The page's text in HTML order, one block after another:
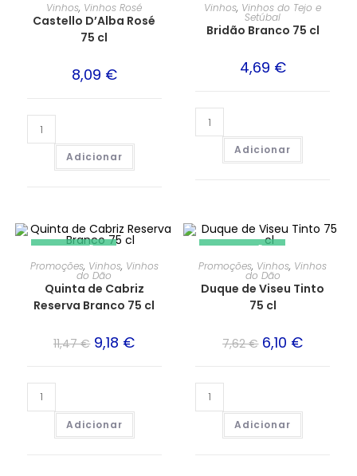
Vinhos, Vinhos Rosé
Castello D’Alba Rosé
75 cl
8,09 €
Adicionar
Vinhos, Vinhos do Tejo e
Setúbal
Bridão Branco 75 cl
4,69 €
Adicionar
PROMOÇÃO!
Promoções, Vinhos, Vinhos
do Dão
Quinta de Cabriz
Reserva Branco 75 cl
11,47€ 9,18 €
Adicionar
PROMOÇÃO!
Promoções, Vinhos, Vinhos
do Dão
Duque de Viseu Tinto
75 cl
7,62€ 6,10 €
Adicionar